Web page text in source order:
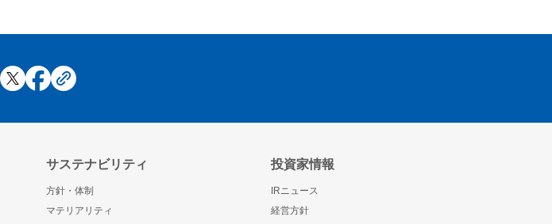
サステナビリティ
方針・体制
マテリアリティ
投資家情報
IRニュース
経営方針